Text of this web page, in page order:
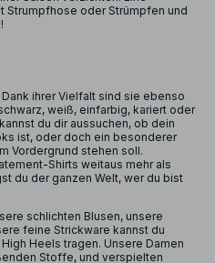
Strumpfhose oder Strümpfen und
ihrer Vielfalt sind sie ebenso
weiß, einfarbig, kariert oder
du dir aussuchen, ob dein
ist, oder doch ein besonderer
Vordergrund stehen soll.
Shirts weitaus mehr als
du der ganzen Welt, wer du bist
schlichten Blusen, unsere
feine Strickware kannst du
Heels tragen. Unsere Damen
Stoffe, und verspielten